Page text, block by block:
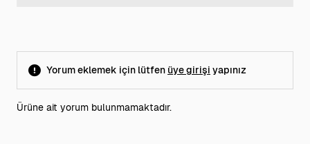
Yorum eklemek için lütfen üye girişi yapınız
Ürüne ait yorum bulunmamaktadır.